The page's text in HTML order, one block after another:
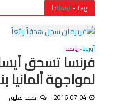
Tag - ايسلندا
أوروبا•رياضة
فرنسا تسحق
لمواجهة
2016-07-04 اضف تعليق